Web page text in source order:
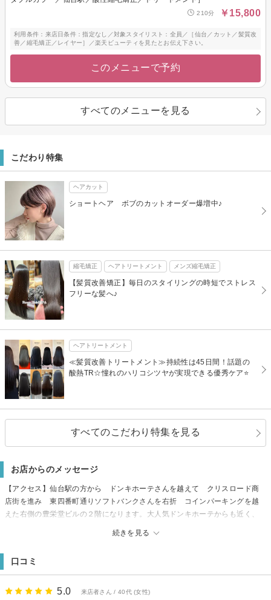
210分 ￥15,800
利用条件：来店日条件：指定なし／対象スタイリスト：全員／［仙台／カット／髪質改
善／縮毛矯正／レイヤー］／楽天ビューティを見たとお伝え下さい。
このメニューで予約
すべてのメニューを見る
こだわり特集
ヘアカット
ショートヘア ボブのカットオーダー爆増中♪
縮毛矯正 ヘアトリートメント メンズ縮毛矯正
【髪質改善矯正】毎日のスタイリングの時短でストレス
フリーな髪へ♪
ヘアトリートメント
≪髪質改善トリートメント≫持続性は45日間！話題の
酸熱TR☆憧れのハリコシツヤが実現できる優秀ケア⭐
すべてのこだわり特集を見る
お店からのメッセージ
続きを見る
【アクセス】仙台駅の方から ドンキホーテさんを越えて クリスロード商
店街を進み 東四番町通りソフトバンクさんを右折 コインパーキングを越
えた右側の豊栄堂ビルの２階になります。大人気ドンキホーテからも近く、
ください♪お車でお越しの方は仙台駅周りにもお近くにもコインパーキングご
【駐車場】近くにコインパーキング有
口コミ
5.0 来店者さん / 40代 (女性)